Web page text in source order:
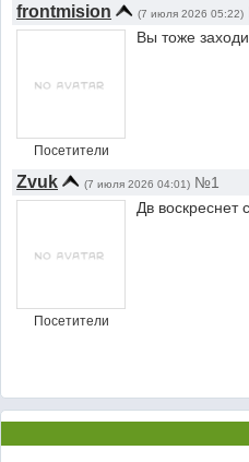
frontmision (7 июля 2026 05:22)
Посетители
Вы тоже
Zvuk (7 июля 2026 04:01) №1
Посетители
Дв воскреснет